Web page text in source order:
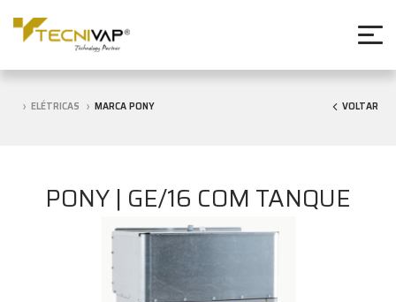
ELÉTRICAS MARCA PONY VOLTAR
PONY | GE/16 COM TANQUE